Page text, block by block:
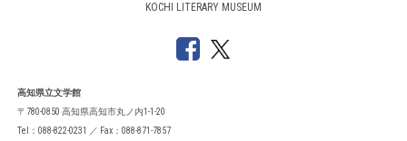
KOCHI LITERARY MUSEUM
高知県立文学館
〒780-0850 高知県高知市丸ノ内1-1-20
Tel：088-822-0231 ／ Fax：088-871-7857